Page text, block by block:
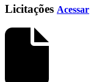
Licitações Acessar